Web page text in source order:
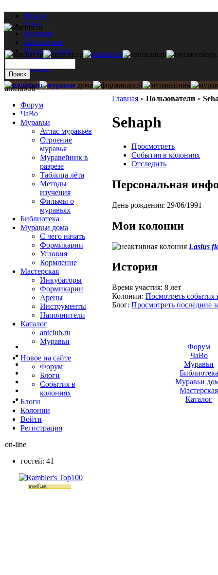
Форум
ЧаВо
Муравьи
Библиотека
Муравьи дома
Мастерская
Каталог
Главная » Пользователи »
Sehaph
Просмотреть
События в колониях
Отследить
Персональная
День рождения: 29/06/1991
Мои колонии
Lasius
История
Время участия: 8 лет
Колонии: Посмотреть события
Блог: Просмотреть последние
antclub.ru
Форум
ЧаВо
Муравьи
Атлас муравьёв
Строение
муравья
Муравейник в
разрезе
Таблица лёта
Методы
изучения
Фильмы о
муравьях
Библиотека
Муравьи дома
С чего начать
Формикарии
Условия
Кормление
Мастерская
Инкубаторы
Формикарии
Арены
Инструменты
Наполнители
Каталог
antclub.ru
Муравьи
Новое на сайте
Форум
Блоги
События в
колониях
Блоги
Колонии
Войти
Peгиcтpaция
on-line
гостей: 41
Форум
ЧаВо
Муравьи
Библиотека
Муравьи
Мастерская
Каталог